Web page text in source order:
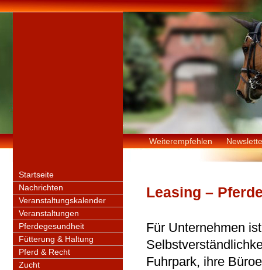
Weiterempfehlen
Startseite
Nachrichten
Veranstaltungskalender
Veranstaltungen
Pferdegesundheit
Fütterung & Haltung
Pferd & Recht
Zucht
Leasing –
Für Unternehmen
Fuhrpark, ihre